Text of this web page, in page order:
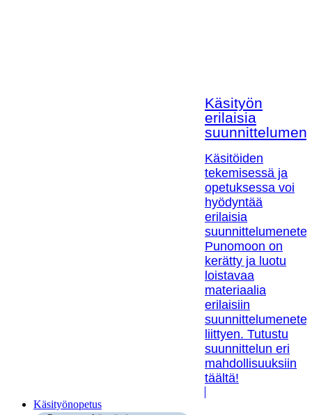
Käsityön
erilaisia
Käsitöiden
tekemisessä ja
opetuksessa voi
hyödyntää
erilaisia
Punomoon on
kerätty ja luotu
loistavaa
materiaalia
erilaisiin
liittyen. Tutustu
suunnittelun eri
mahdollisuuksiin
täältä!
Käsityönopetus